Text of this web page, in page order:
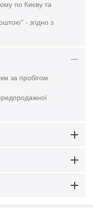
по Києву та
- згідно з
за пробігом